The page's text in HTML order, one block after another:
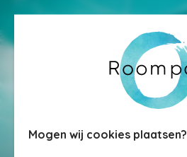
Mogen wij cookies plaatsen?